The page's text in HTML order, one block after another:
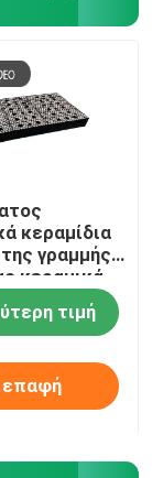
κεραμίδια
γραμμής
κεραμικά
τιμή
επαφή